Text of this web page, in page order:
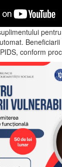
conform